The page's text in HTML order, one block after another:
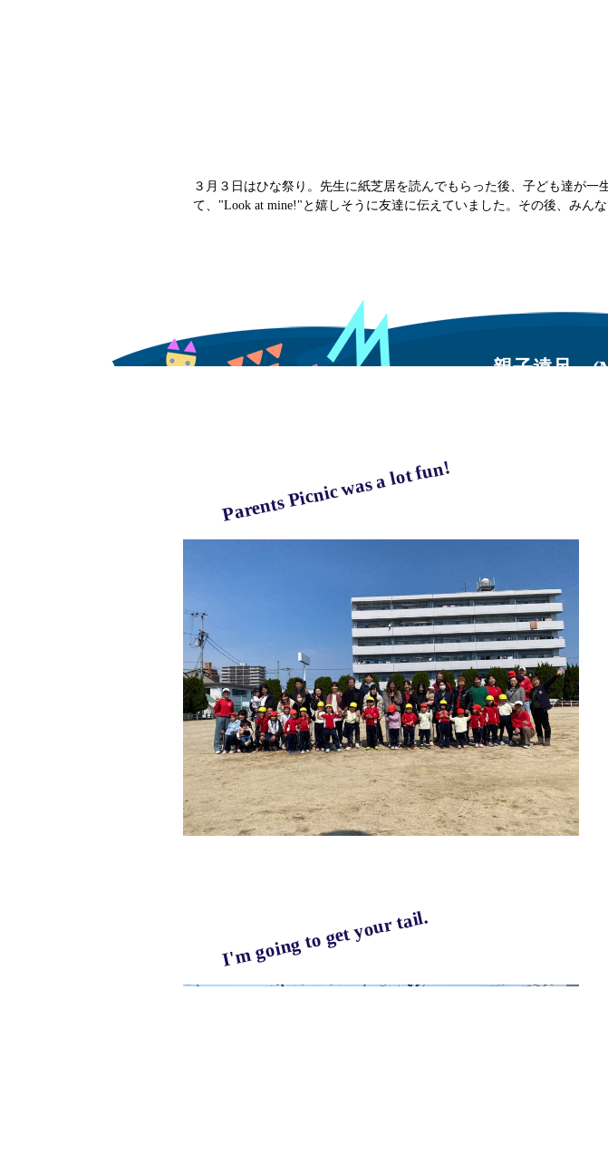
３月３日はひな祭り。先生に紙芝居を読んでもらった後、子ども達が
て、"Look at mine!"と嬉しそうに友達に伝えていました。その後、みん
親子遠足
Parents Picnic was a lot fun!
I'm going to get your tail.